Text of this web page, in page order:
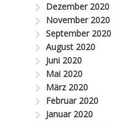
Dezember 2020
November 2020
September 2020
August 2020
Juni 2020
Mai 2020
März 2020
Februar 2020
Januar 2020